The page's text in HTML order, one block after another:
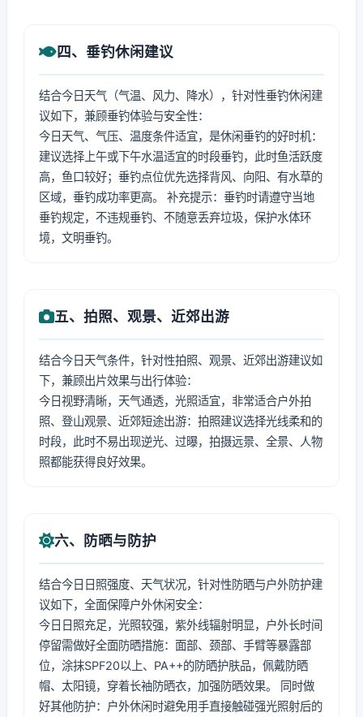
四、垂钓休闲建议
结合今日天气（气温、风力、降水），针对性垂钓休闲建
议如下，兼顾垂钓体验与安全性：
今日天气、气压、温度条件适宜，是休闲垂钓的好时机：
建议选择上午或下午水温适宜的时段垂钓，此时鱼活跃度
高，鱼口较好；垂钓点位优先选择背风、向阳、有水草的
区域，垂钓成功率更高。 补充提示：垂钓时请遵守当地
垂钓规定，不违规垂钓、不随意丢弃垃圾，保护水体环
境，文明垂钓。
五、拍照、观景、近郊出游
结合今日天气条件，针对性拍照、观景、近郊出游建议如
下，兼顾出片效果与出行体验：
今日视野清晰，天气通透，光照适宜，非常适合户外拍
照、登山观景、近郊短途出游：拍照建议选择光线柔和的
时段，此时不易出现逆光、过曝，拍摄远景、全景、人物
照都能获得良好效果。
六、防晒与防护
结合今日日照强度、天气状况，针对性防晒与户外防护建
议如下，全面保障户外休闲安全：
今日日照充足，光照较强，紫外线辐射明显，户外长时间
停留需做好全面防晒措施：面部、颈部、手臂等暴露部
位，涂抹SPF20以上、PA++的防晒护肤品，佩戴防晒
帽、太阳镜，穿着长袖防晒衣，加强防晒效果。 同时做
好其他防护：户外休闲时避免用手直接触碰强光照射后的